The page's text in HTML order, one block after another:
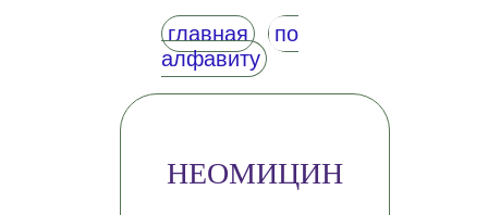
главная
по
алфавиту
НЕОМИЦИН